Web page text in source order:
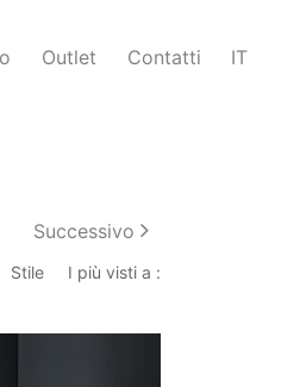
Outlet Contatti IT
Successivo
Stile I più visti a :